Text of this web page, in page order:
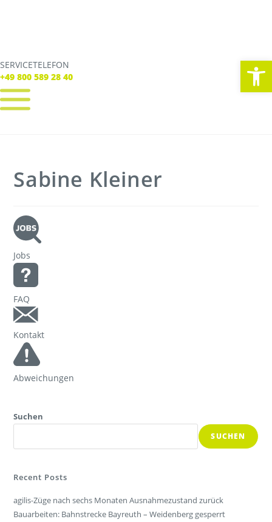
SERVICETELEFON
+49 800 589 28 40
SERVICE TELEFON
+49 800 589 28 40
Tickets
Freizeit
Sabine Kleiner
Jobs
FAQ
Kontakt
Abweichungen
Suchen
SUCHEN
Recent Posts
agilis-Züge nach sechs Monaten Ausnahmezustand zurück
Bauarbeiten: Bahnstrecke Bayreuth – Weidenberg gesperrt